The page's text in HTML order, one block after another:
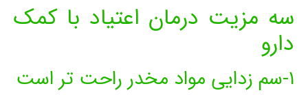
سه مزیت درمان اعتیاد با کمک
دارو
۱-سم زدایی مواد مخدر راحت تر است